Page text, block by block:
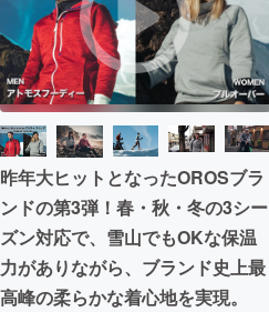
昨年大ヒットとなったOROSブラ
ンドの第3弾！春・秋・冬の3シー
ズン対応で、雪山でもOKな保温
力がありながら、ブランド史上最
高峰の柔らかな着心地を実現。